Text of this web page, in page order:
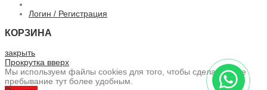
Логин / Регистрация
КОРЗИНА
закрыть
Прокрутка вверх
Мы используем файлы cookies для того, чтобы сделать ваше
пребывание тут более удобным.